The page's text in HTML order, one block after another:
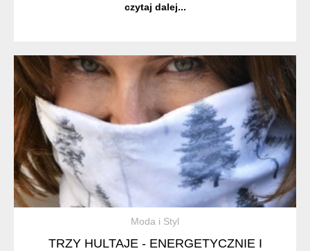
koralikami, igłą i kredkami. To zdecydow...
czytaj dalej...
Moda i Styl
TRZY HULTAJE - ENERGETYCZNIE I